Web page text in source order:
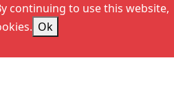
continuing to use this website,
Ok